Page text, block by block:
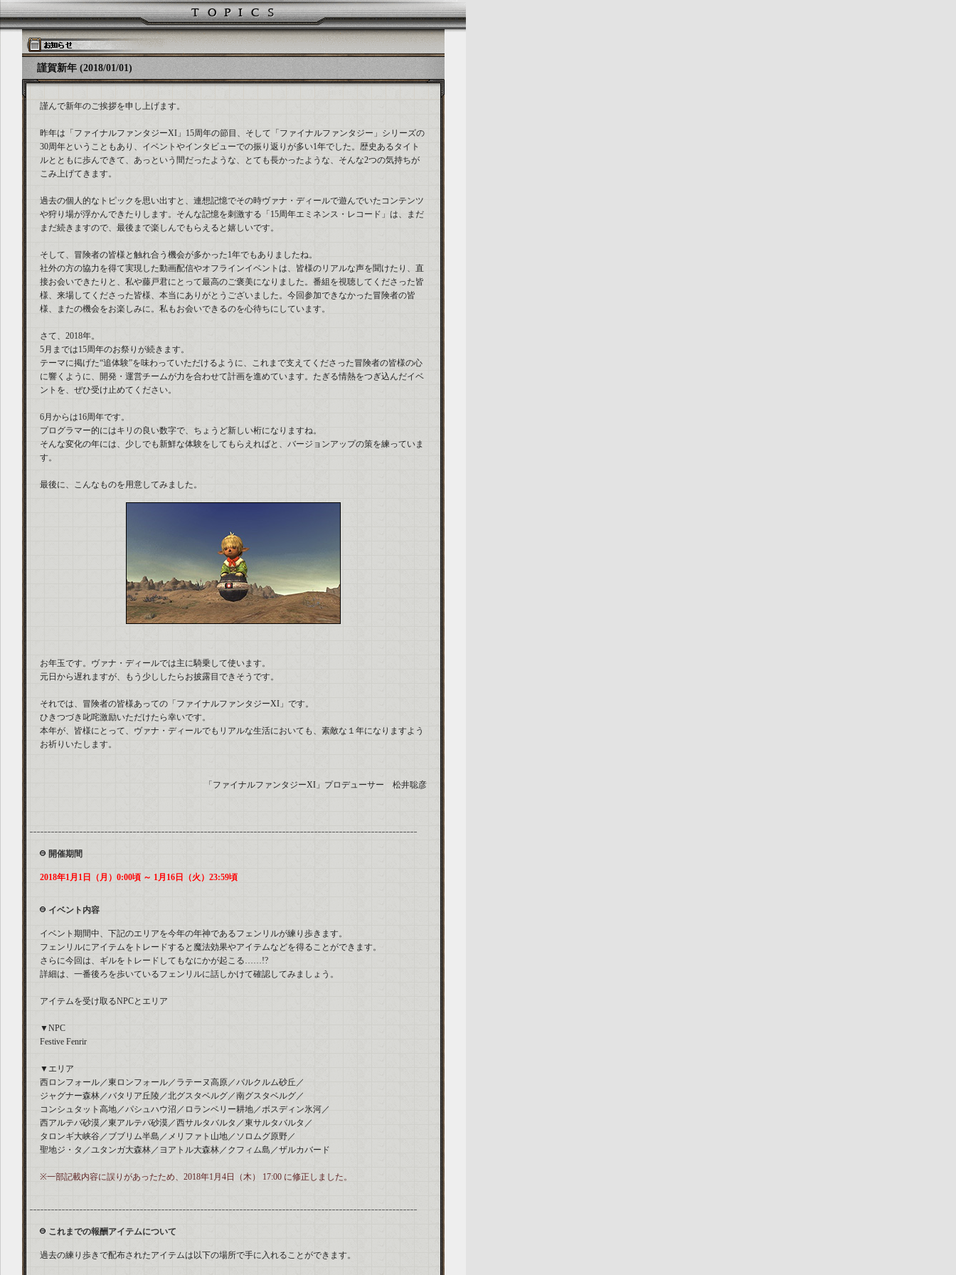
謹賀新年 (2018/01/01)
謹んで新年のご挨拶を申し上げます。
昨年は「ファイナルファンタジーXI」15周年の節目、そして「ファイナルファンタジー」シリーズの
30周年ということもあり、イベントやインタビューでの振り返りが多い1年でした。歴史あるタイト
ルとともに歩んできて、あっという間だったような、とても長かったような、そんな2つの気持ちが
こみ上げてきます。
過去の個人的なトピックを思い出すと、連想記憶でその時ヴァナ・ディールで遊んでいたコンテンツ
や狩り場が浮かんできたりします。そんな記憶を刺激する「15周年エミネンス・レコード」は、まだ
まだ続きますので、最後まで楽しんでもらえると嬉しいです。
そして、冒険者の皆様と触れ合う機会が多かった1年でもありましたね。
社外の方の協力を得て実現した動画配信やオフラインイベントは、皆様のリアルな声を聞けたり、直
接お会いできたりと、私や藤戸君にとって最高のご褒美になりました。番組を視聴してくださった皆
様、来場してくださった皆様、本当にありがとうございました。今回参加できなかった冒険者の皆
様、またの機会をお楽しみに。私もお会いできるのを心待ちにしています。
さて、2018年。
5月までは15周年のお祭りが続きます。
テーマに掲げた“追体験”を味わっていただけるように、これまで支えてくださった冒険者の皆様の心
に響くように、開発・運営チームが力を合わせて計画を進めています。たぎる情熱をつぎ込んだイベ
ントを、ぜひ受け止めてください。
6月からは16周年です。
プログラマー的にはキリの良い数字で、ちょうど新しい桁になりますね。
そんな変化の年には、少しでも新鮮な体験をしてもらえればと、バージョンアップの策を練っていま
す。
最後に、こんなものを用意してみました。
お年玉です。ヴァナ・ディールでは主に騎乗して使います。
元日から遅れますが、もう少ししたらお披露目できそうです。
それでは、冒険者の皆様あっての「ファイナルファンタジーXI」です。
ひきつづき叱咤激励いただけたら幸いです。
本年が、皆様にとって、ヴァナ・ディールでもリアルな生活においても、素敵な１年になりますよう
お祈りいたします。
「ファイナルファンタジーXI」プロデューサー 松井聡彦
開催期間
2018年1月1日（月）0:00頃 ～ 1月16日（火）23:59頃
イベント内容
イベント期間中、下記のエリアを今年の年神であるフェンリルが練り歩きます。
フェンリルにアイテムをトレードすると魔法効果やアイテムなどを得ることができます。
さらに今回は、ギルをトレードしてもなにかが起こる……!?
詳細は、一番後ろを歩いているフェンリルに話しかけて確認してみましょう。
アイテムを受け取るNPCとエリア
▼NPC
Festive Fenrir
▼エリア
西ロンフォール／東ロンフォール／ラテーヌ高原／バルクルム砂丘／
ジャグナー森林／バタリア丘陵／北グスタベルグ／南グスタベルグ／
コンシュタット高地／パシュハウ沼／ロランベリー耕地／ボスディン氷河／
西アルテパ砂漠／東アルテパ砂漠／西サルタバルタ／東サルタバルタ／
タロンギ大峡谷／ブブリム半島／メリファト山地／ソロムグ原野／
聖地ジ・タ／ユタンガ大森林／ヨアトル大森林／クフィム島／ザルカバード
※一部記載内容に誤りがあったため、2018年1月4日（木） 17:00 に修正しました。
これまでの報酬アイテムについて
過去の練り歩きで配布されたアイテムは以下の場所で手に入れることができます。